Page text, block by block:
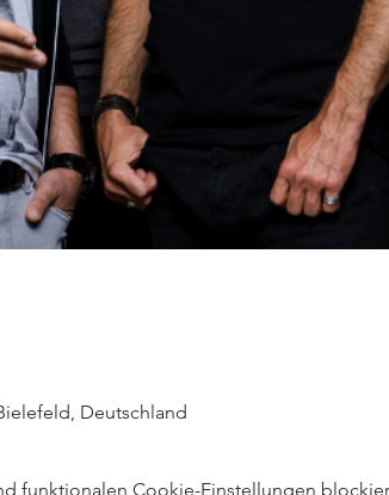
Deutschland
funktionalen Cookie-Einstellungen